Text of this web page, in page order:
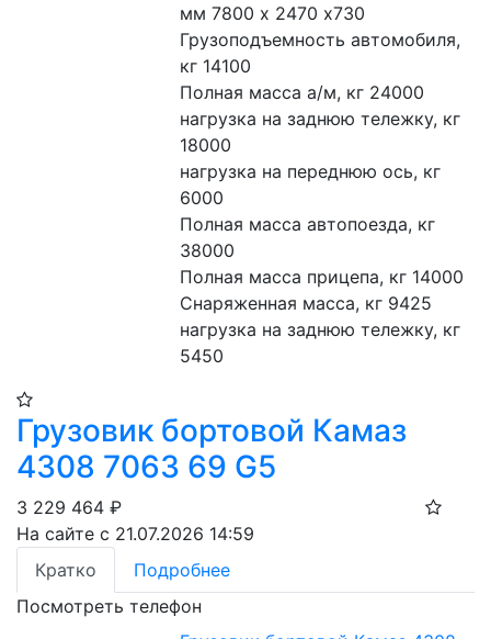
мм 7800 х 2470 х730
Грузоподъемность автомобиля,
кг 14100
Полная масса а/м, кг 24000
нагрузка на заднюю тележку, кг
18000
нагрузка на переднюю ось, кг
6000
Полная масса автопоезда, кг
38000
Полная масса прицепа, кг 14000
Снаряженная масса, кг 9425
нагрузка на заднюю тележку, кг
5450
Грузовик бортовой Камаз
4308 7063 69 G5
3 229 464 ₽
На сайте с 21.07.2026 14:59
Кратко
Подробнее
Посмотреть телефон